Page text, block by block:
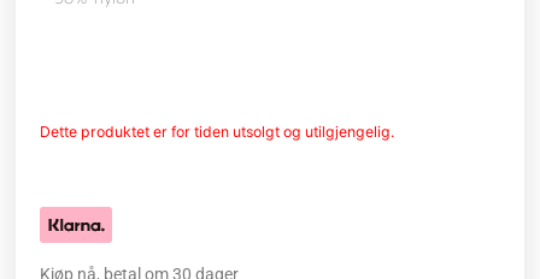
Dette produktet er for tiden utsolgt og utilgjengelig.
Kjøp nå, betal om 30 dager